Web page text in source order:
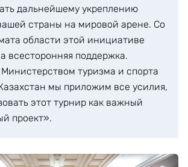
дальнейшему укреплению
страны на мировой арене. Со
области этой инициативе
всесторонняя поддержка.
туризма и спорта
мы приложим все усилия,
этот турнир как важный
проект».